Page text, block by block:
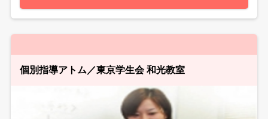
個別指導アトム／東京学生会 和光教室